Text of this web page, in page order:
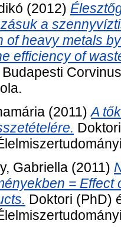
(2012)
a
of heavy metals
efficiency of
(2011)A
Gabriella (2011)
= Effect
Doktori (PhD)